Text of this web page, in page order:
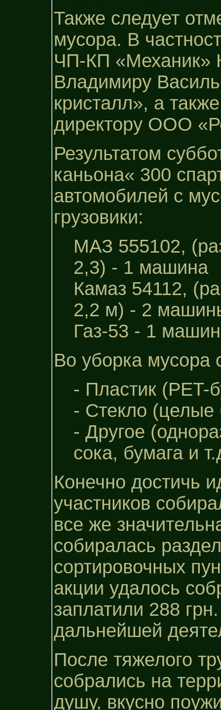
Также следует
мусора. В
ЧП-КП «Механик»
Владимиру
кристалл», а
директору ООО
Результатом
каньона« 300
автомобилей с
грузовики:
МАЗ 555102,
2,3) - 1 машина
Камаз 54112,
2,2 м) - 2
Газ-53 - 1
Во уборка мусора
- Пластик (PET-
- Стекло (целые
- Другое
сока, бумага и
Конечно достичь
участников
все же
собиралась
сортировочных
акции удалось
заплатили 288
дальнейшей
После тяжелого
собрались на
душу, вкусно